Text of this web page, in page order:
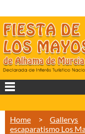
Home >Gallerys
escaparatismo Los